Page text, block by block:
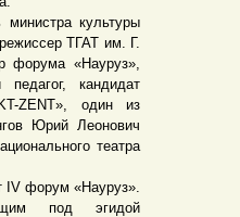
культуры
ТГАТ им. Г.
форума «Науруз»,
кандидат
ZENT», один из
Юрий Леонович
театра
IV форум «Науруз».
под эгидой